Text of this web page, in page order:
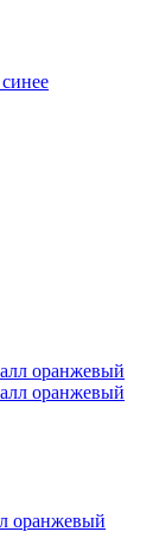
оранжевый